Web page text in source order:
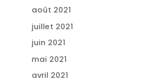
août 2021
juillet 2021
juin 2021
mai 2021
avril 2021